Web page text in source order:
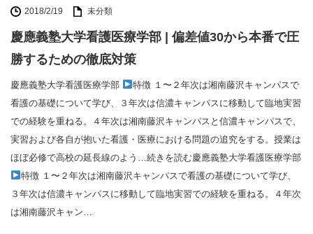
2018/2/19 未分類
慶應義塾大学看護医療学部 | 偏差値30から本番で圧
勝するための徹底対策
慶應義塾大学看護医療学部
特徴 １〜２年次は湘南藤沢キャンパスで
看護の基礎について学び、３年次は信濃キャンパスに移動して臨地実習
での経験を重ねる。４年次は湘南藤沢キャンパスと信濃キャンパスで、
実習および各自が抱いた看護・医療における問題の追究をする。授業は
ほぼ必修で高校の延長線のよう…続きを読む慶應義塾大学看護医療学部
特徴 １〜２年次は湘南藤沢キャンパスで看護の基礎について学び、
３年次は信濃キャンパスに移動して臨地実習での経験を重ねる。４年次
は湘南藤沢キャン…